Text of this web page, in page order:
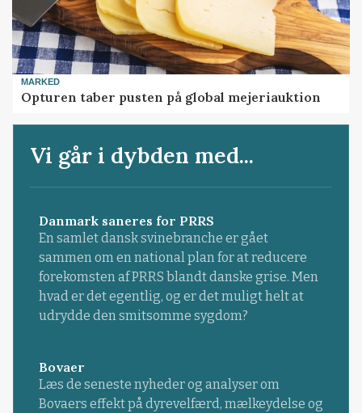
MARKED
Opturen taber pusten på global mejeriauktion
Vi går i dybden med...
Danmark saneres for PRRS
En samlet dansk svinebranche er gået
sammen om en national plan for at reducere
forekomsten af PRRS blandt danske grise. Men
hvad er det egentlig, og er det muligt helt at
udrydde den smitsomme sygdom?
Bovaer
Læs de seneste nyheder og analyser om
Bovaers effekt på dyrevelfærd, mælkeydelse og